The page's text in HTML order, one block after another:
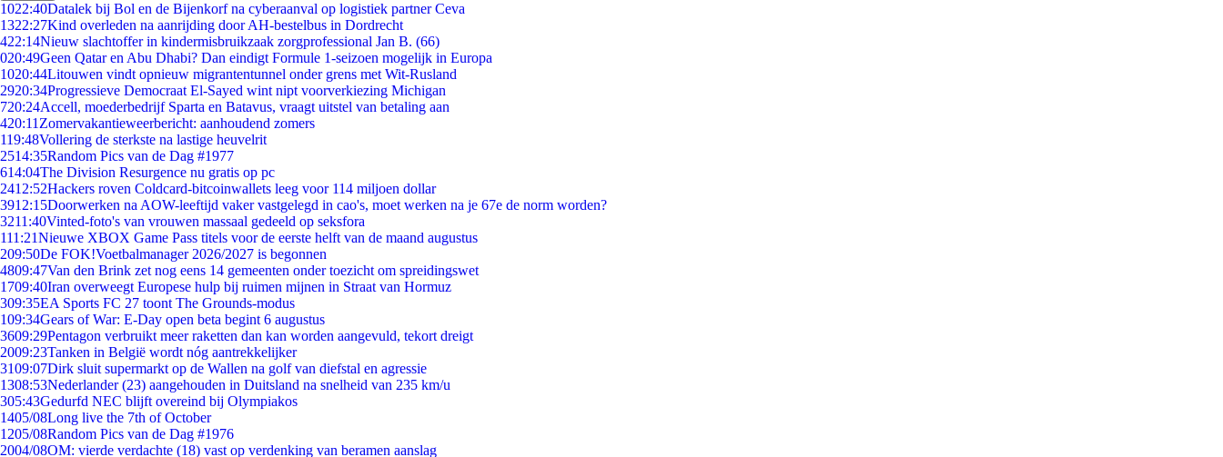
1022:40Datalek bij Bol en de Bijenkorf na cyberaanval op logistiek partner Ceva
1322:27Kind overleden na aanrijding door AH-bestelbus in Dordrecht
422:14Nieuw slachtoffer in kindermisbruikzaak zorgprofessional Jan B. (66)
020:49Geen Qatar en Abu Dhabi? Dan eindigt Formule 1-seizoen mogelijk in Europa
1020:44Litouwen vindt opnieuw migrantentunnel onder grens met Wit-Rusland
2920:34Progressieve Democraat El-Sayed wint nipt voorverkiezing Michigan
720:24Accell, moederbedrijf Sparta en Batavus, vraagt uitstel van betaling aan
420:11 Zomervakantieweerbericht: aanhoudend zomers
119:48Vollering de sterkste na lastige heuvelrit
2514:35Random Pics van de Dag #1977
614:04The Division Resurgence nu gratis op pc
2412:52Hackers roven Coldcard-bitcoinwallets leeg voor 114 miljoen dollar
3912:15Doorwerken na AOW-leeftijd vaker vastgelegd in cao's, moet werken na je 67e de norm worden?
3211:40Vinted-foto's van vrouwen massaal gedeeld op seksfora
111:21Nieuwe XBOX Game Pass titels voor de eerste helft van de maand augustus
209:50De FOK!Voetbalmanager 2026/2027 is begonnen
4809:47Van den Brink zet nog eens 14 gemeenten onder toezicht om spreidingswet
1709:40Iran overweegt Europese hulp bij ruimen mijnen in Straat van Hormuz
309:35EA Sports FC 27 toont The Grounds-modus
109:34Gears of War: E-Day open beta begint 6 augustus
3609:29Pentagon verbruikt meer raketten dan kan worden aangevuld, tekort dreigt
2009:23Tanken in België wordt nóg aantrekkelijker
3109:07Dirk sluit supermarkt op de Wallen na golf van diefstal en agressie
1308:53Nederlander (23) aangehouden in Duitsland na snelheid van 235 km/u
305:43Gedurfd NEC blijft overeind bij Olympiakos
1405/08Long live the 7th of October
1205/08Random Pics van de Dag #1976
2004/08OM: vierde verdachte (18) vast op verdenking van beramen aanslag